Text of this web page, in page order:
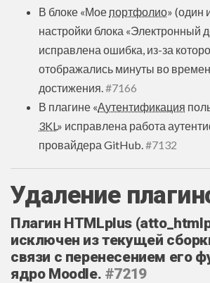
В блоке «Мое портфолио» (один
настройки блока «Электронный
исправлена ошибка, из-за
отображались минуты во
достижения. #7166
В плагине «Аутентификация
3KL» исправлена работа
провайдера GitHub. #7132
Удаление
Плагин HTMLplus
исключен из текущей
связи с перенесением его
ядро Moodle. #7219